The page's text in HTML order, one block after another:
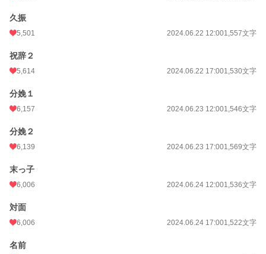
久振
5,501 2024.06.22 12:001,557文字
祝辞２
5,614 2024.06.22 17:001,530文字
分娩１
6,157 2024.06.23 12:001,546文字
分娩２
6,139 2024.06.23 17:001,569文字
末っ子
6,006 2024.06.24 12:001,536文字
対面
6,006 2024.06.24 17:001,522文字
名前